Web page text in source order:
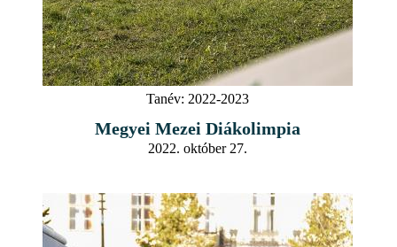
Tanév: 2022-2023
Megyei Mezei Diákolimpia
2022. október 27.